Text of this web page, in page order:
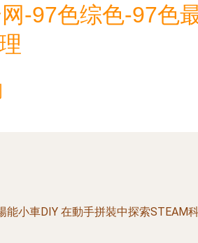
-97色综色-97色
能小車DIY 在動手拼裝中探索STEAM